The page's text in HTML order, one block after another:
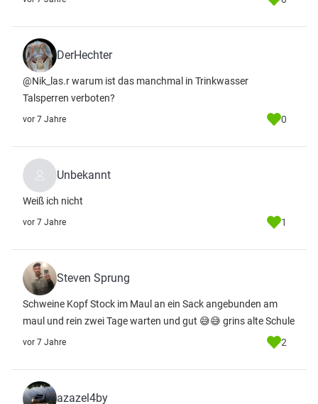
DerHechter
@Nik_las.r warum ist das manchmal in Trinkwasser
Talsperren verboten?
vor 7 Jahre 0
Unbekannt
Weiß ich nicht
vor 7 Jahre 1
Steven Sprung
Schweine Kopf Stock im Maul an ein Sack angebunden am
maul und rein zwei Tage warten und gut 😅😅 grins alte Schule
vor 7 Jahre 2
azazel4by